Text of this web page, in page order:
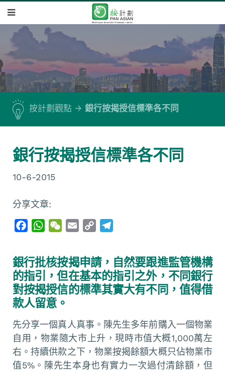
按計劃觀點 銀行按揭授信標準各不同
銀行按揭授信標準各不同
10-6-2015
分享文章:
e
b
o
o
W
t
A
p
W
h
a
t
i
l
y
L
i
e
g
r
銀行批核按揭申請，自然要跟進監管機構
的指引，但在基本的指引之外，不同銀行
對按揭授信的標準其實大有不同，值得借
款人留意。
先分享一個真人真事。陳先生多年前購入一個物業
自用，物業隨大市上升，現時市值大概1,000萬左
右。持續供款之下，物業按揭餘額大概只佔物業市
值5%。陳先生本身也有實力一次過付清餘額，但